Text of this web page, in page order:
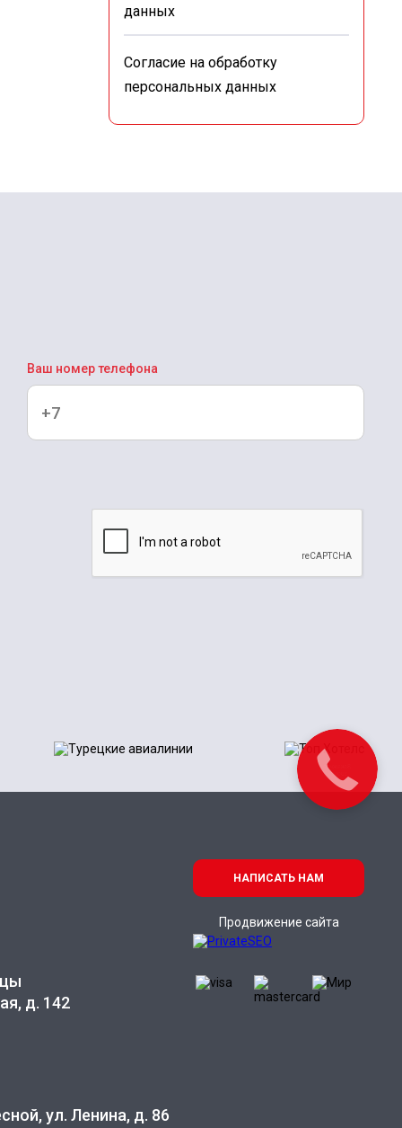
данных
Согласие на обработку
персональных данных
Ваш номер телефона
д. 142
ул. Ленина, д. 86
НАПИСАТЬ НАМ
Продвижение сайта